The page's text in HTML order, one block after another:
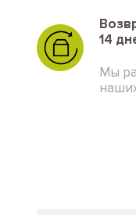
14
Мы